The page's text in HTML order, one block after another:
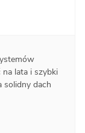
na lata i szybki
solidny dach